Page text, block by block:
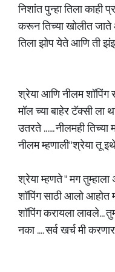
निशांत पुन्हा तिला काही
करून तिच्या खोलीत जाते
तिला झोप येते आणि ती
श्रेया आणि नीलम शॉपिंग
मॉल च्या बाहेर टॅक्सी ला
उतरते ...... नीलमही
नीलम म्हणाली"श्रेया तू
श्रेया म्हणते " मग
शॉपिंग साठी आलो आहोत
शॉपिंग करायला लावले...
नका .... सर्व खर्च मी